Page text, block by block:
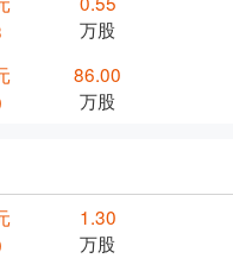
万股
86.00
万股
1.30
万股